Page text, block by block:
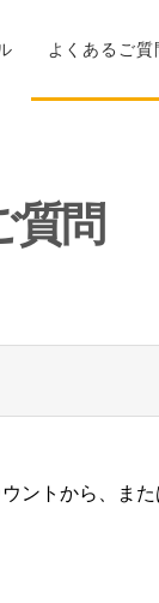
よくあるご質
質問
ントから、ま